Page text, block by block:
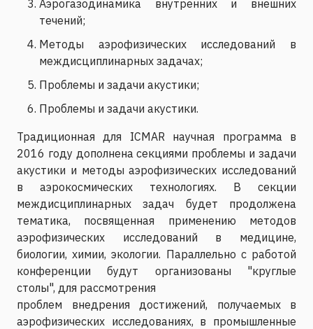
Аэрогазодинамика внутренних и внешних
течений;
Методы аэрофизических исследований в
междисциплинарных задачах;
Проблемы и задачи акустики;
Проблемы и задачи акустики.
Традиционная для ICMAR научная программа в
2016 году дополнена секциями проблемы и задачи
акустики и методы аэрофизических исследований
в аэрокосмических технологиях. В секции
междисциплинарных задач будет продолжена
тематика, посвященная применению методов
аэрофизических исследований в медицине,
биологии, химии, экологии. Параллельно с работой
конференции будут организованы "круглые
столы", для рассмотрения
проблем внедрения достижений, получаемых в
аэрофизических исследованиях, в промышленные